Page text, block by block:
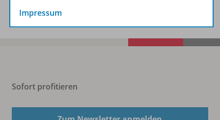
Sofort profitieren
Impressum